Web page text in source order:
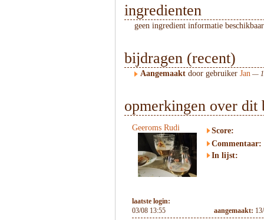
ingredienten
geen ingredient informatie
bijdragen (recent)
Aangemaakt door gebruiker Jan —
opmerkingen over dit
Geeroms Rudi
Score:
Commentaar:
In lijst:
laatste login:
03/08 13:55
aangemaakt: